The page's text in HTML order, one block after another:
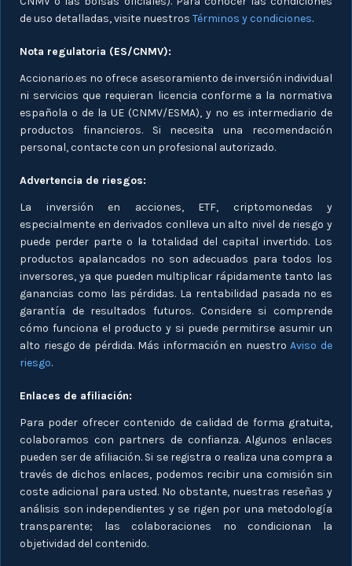
de uso detalladas, visite nuestros Términos y condiciones.
Nota regulatoria (ES/CNMV):
Accionario.es no ofrece asesoramiento de inversión individual
ni servicios que requieran licencia conforme a la normativa
española o de la UE (CNMV/ESMA), y no es intermediario de
productos financieros. Si necesita una recomendación
personal, contacte con un profesional autorizado.
Advertencia de riesgos:
La inversión en acciones, ETF, criptomonedas y
especialmente en derivados conlleva un alto nivel de riesgo y
puede perder parte o la totalidad del capital invertido. Los
productos apalancados no son adecuados para todos los
inversores, ya que pueden multiplicar rápidamente tanto las
ganancias como las pérdidas. La rentabilidad pasada no es
garantía de resultados futuros. Considere si comprende
cómo funciona el producto y si puede permitirse asumir un
alto riesgo de pérdida. Más información en nuestroAviso de
riesgo.
Enlaces de afiliación:
Para poder ofrecer contenido de calidad de forma gratuita,
colaboramos con partners de confianza. Algunos enlaces
pueden ser de afiliación. Si se registra o realiza una compra a
través de dichos enlaces, podemos recibir una comisión sin
coste adicional para usted. No obstante, nuestras reseñas y
análisis son independientes y se rigen por una metodología
transparente; las colaboraciones no condicionan la
objetividad del contenido.